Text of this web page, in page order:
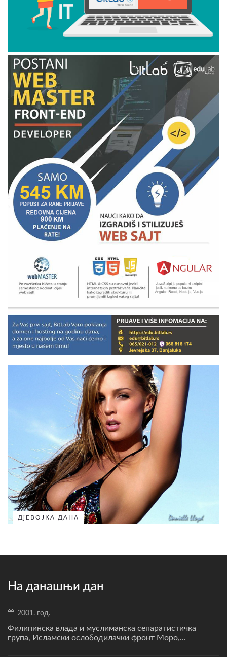
ДјЕВОЈКА ДАНА
На данашњи дан
2001. год.
Филипинска влада и муслиманска сепаратистичка
група, Исламски ослободилачки фронт Моро,...